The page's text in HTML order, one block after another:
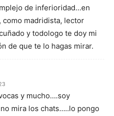
de inferioridad…en
como madridista, lector
y todologo te doy mi
de que te lo hagas mirar.
y mucho….soy
mira los chats…..lo pongo